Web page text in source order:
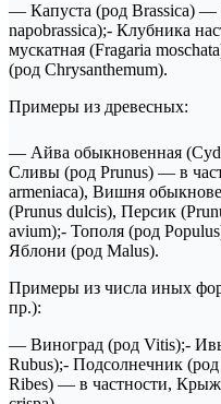
— Капуста (род Brassica) —
napobrassica);- Клубника
мускатная (Fragaria
(род Chrysanthemum).
Примеры из древесных:
— Айва обыкновенная
Сливы (род Prunus) — в
armeniaca), Вишня
(Prunus dulcis), Персик
avium);- Тополя (род
Яблони (род Malus).
Примеры из числа иных
пр.):
— Виноград (род Vitis);-
Rubus);- Подсолнечник
Ribes) — в частности,